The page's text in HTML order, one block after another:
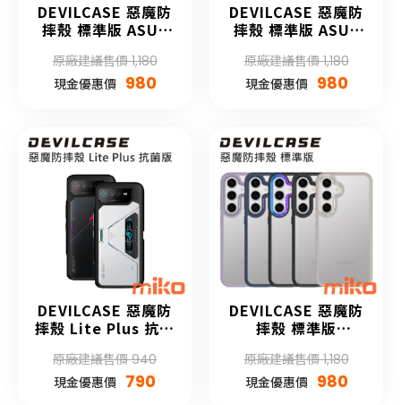
DEVILCASE 惡魔防
摔殼 標準版 ASUS
原廠建議售價 1,180
現金優惠價 980
DEVILCASE 惡魔防
摔殼 標準版 ASUS
原廠建議售價 1,180
現金優惠價 980
DEVILCASE 惡魔防
摔殼 Lite Plus 抗菌
Phone 6 系列
原廠建議售價 940
現金優惠價 790
DEVILCASE 惡魔防
摔殼 標準版
S24 系列
原廠建議售價 1,180
現金優惠價 980